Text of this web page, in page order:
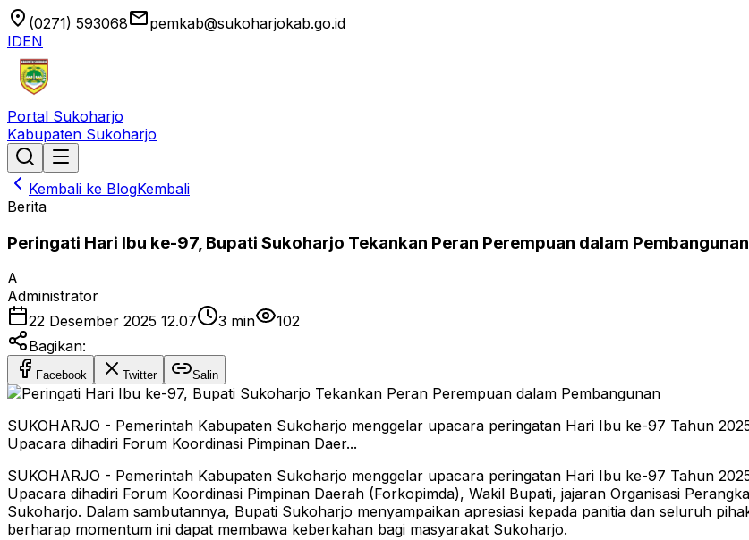
location_on (0271) 593068emailpemkab@sukoharjokab.go.id
IDEN
Portal Sukoharjo
Kabupaten Sukoharjo
Kembali ke BlogKembali
Berita
Peringati Hari Ibu ke-97, Bupati Sukoharjo Tekankan Peran Perempuan dalam Pembangunan
A
Administrator
22 Desember 2025 12.07
3 min
102
Bagikan:
Facebook Twitter Salin
SUKOHARJO - Pemerintah Kabupaten Sukoharjo menggelar upacara peringatan Hari Ibu ke-97 Tahun
Upacara dihadiri Forum Koordinasi Pimpinan Daer...
SUKOHARJO - Pemerintah Kabupaten Sukoharjo menggelar upacara peringatan Hari Ibu ke-97 Tahun
Upacara dihadiri Forum Koordinasi Pimpinan Daerah (Forkopimda), Wakil Bupati, jajaran Organisasi
Sukoharjo. Dalam sambutannya, Bupati Sukoharjo menyampaikan apresiasi kepada panitia dan seluruh
berharap momentum ini dapat membawa keberkahan bagi masyarakat Sukoharjo.